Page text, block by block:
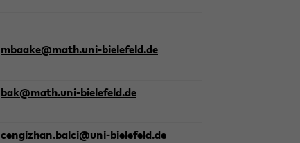
mbaa­ke@math.uni-​bielefeld.de
bak@math.uni-​bielefeld.de
cen­giz­han.balci@uni-​bielefeld.de